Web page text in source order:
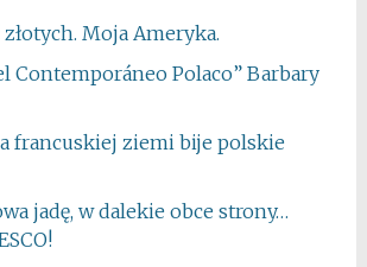
Moja Ameryka.
Contemporáneo Polaco” Barbary
francuskiej ziemi bije polskie
jadę, w dalekie obce strony…